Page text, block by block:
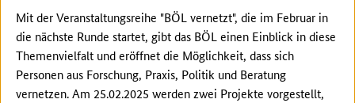
Mit der Veranstaltungsreihe "BÖL vernetzt", die im Februar in
die nächste Runde startet, gibt das BÖL einen Einblick in diese
Themenvielfalt und eröffnet die Möglichkeit, dass sich
Personen aus Forschung, Praxis, Politik und Beratung
vernetzen. Am 25.02.2025 werden zwei Projekte vorgestellt,